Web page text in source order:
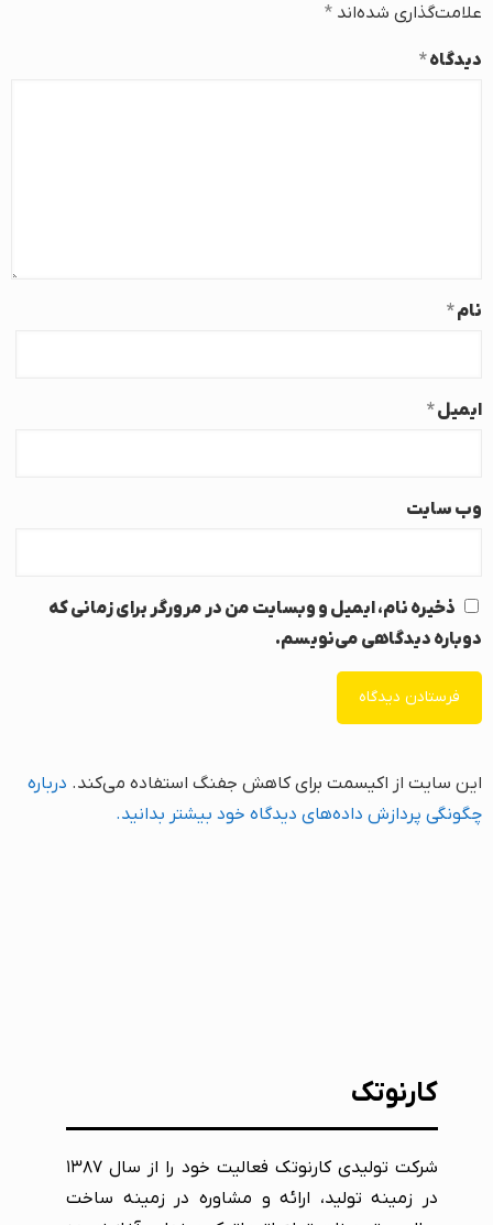
علامت‌گذاری شده‌اند *
دیدگاه*
نام*
ایمیل*
وب‌ سایت
ذخیره نام، ایمیل و وبسایت من در مرورگر برای زمانی که
دوباره دیدگاهی می‌نویسم.
این سایت از اکیسمت برای کاهش جفنگ استفاده می‌کند. درباره
چگونگی پردازش داده‌های دیدگاه خود بیشتر بدانید.
کارنوتک
شرکت تولیدی کارنوتک فعالیت خود را از سال ۱۳۸۷
در زمینه تولید، ارائه و مشاوره در زمینه ساخت